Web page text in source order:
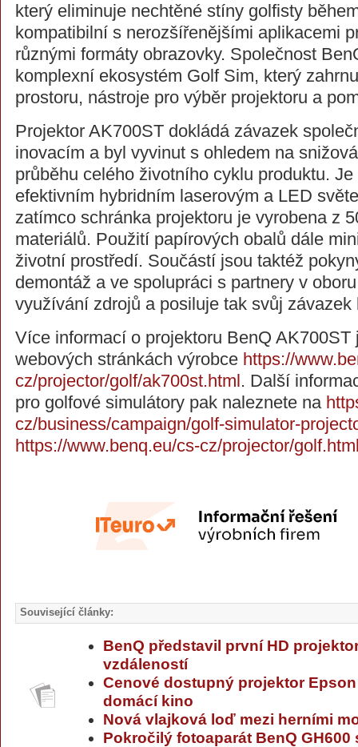
který eliminuje nechtěné stíny golfisty
kompatibilní s nerozšířenějšími aplikacemi
různými formáty obrazovky. Společnost
komplexní ekosystém Golf Sim, který
prostoru, nástroje pro výběr projektoru a
Projektor AK700ST dokládá závazek
inovacím a byl vyvinut s ohledem na
průběhu celého životního cyklu produktu.
efektivním hybridním laserovým a LED
zatímco schránka projektoru je vyrobena z
materiálů. Použití papírových obalů dále
životní prostředí. Součástí jsou taktéž
demontáž a ve spolupráci s partnery v
využívání zdrojů a posiluje tak svůj závazek
Více informací o projektoru BenQ AK700ST
webových stránkách výrobce https://
cz/projector/golf/ak700st.html. Další
pro golfové simulátory pak naleznete na
cz/business/campaign/golf-simulator-
https://www.benq.eu/cs-cz/projector/
Související články:
BenQ představil první HD
vzdáleností
Cenové dostupný projektor Epson
domácí kino
Nová vlajková loď mezi herními
Pokročilý fotoaparát BenQ GH600